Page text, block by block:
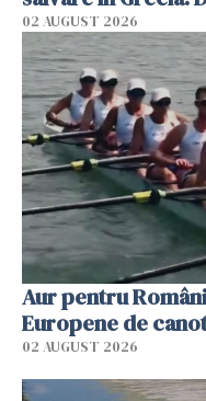
02 AUGUST 2026
Aur pentru
Europene de
02 AUGUST 2026